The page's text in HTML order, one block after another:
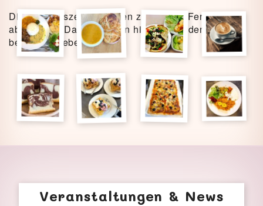
Die Öffnungszeiten können z.B. in den Ferien
abweichen. Das wird dann hier bzw. in den News
bekanntgegeben.
Veranstaltungen & News